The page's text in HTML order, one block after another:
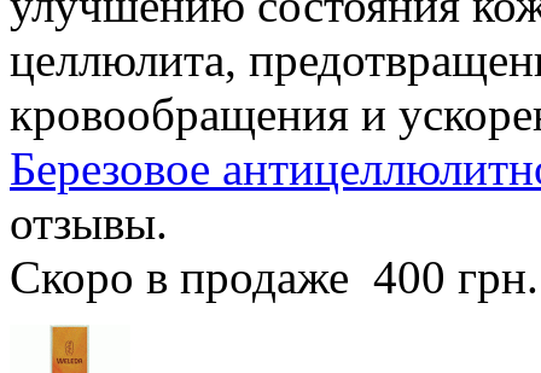
целлюлита,
кровообращения и
Березовое
отзывы.
Скоро в продаже 400